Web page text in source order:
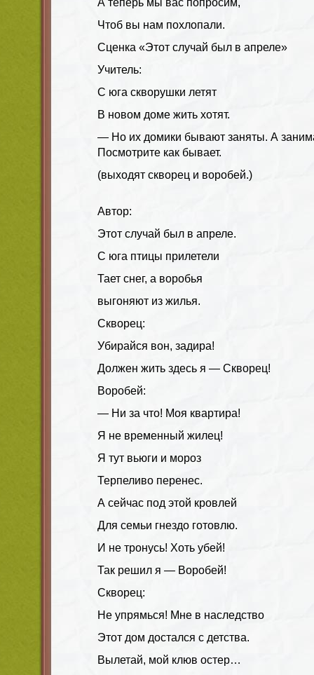
Чтоб вы нам похлопали.
Сценка «Этот случай был в апреле»
Учитель:
С юга скворушки летят
В новом доме жить хотят.
— Но их домики бывают заняты. А
Посмотрите как бывает.
(выходят скворец и воробей.)
Автор:
Этот случай был в апреле.
С юга птицы прилетели
Тает снег, а воробья
выгоняют из жилья.
Скворец:
Убирайся вон, задира!
Должен жить здесь я — Скворец!
Воробей:
— Ни за что! Моя квартира!
Я не временный жилец!
Я тут вьюги и мороз
Терпеливо перенес.
А сейчас под этой кровлей
Для семьи гнездо готовлю.
И не тронусь! Хоть убей!
Так решил я — Воробей!
Скворец:
Не упрямься! Мне в наследство
Этот дом достался с детства.
Вылетай, мой клюв остер…